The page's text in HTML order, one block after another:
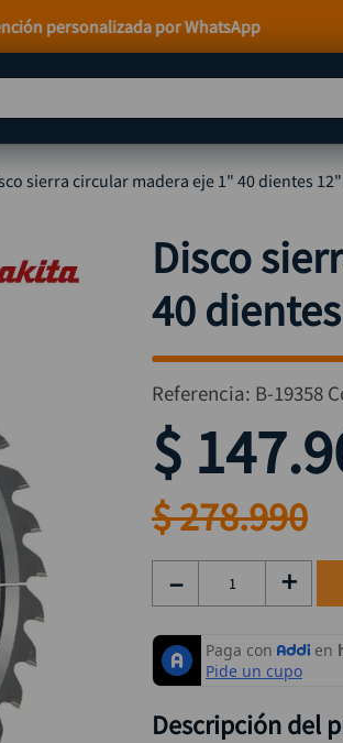
personalizada por WhatsApp
sierra circular madera eje 1" 40 dientes 12"
Disco
40
Referencia: B-19358
$ 147.
$278.990
＋
－
Descripción del
MÁS BUSCADOS
inalámbrico